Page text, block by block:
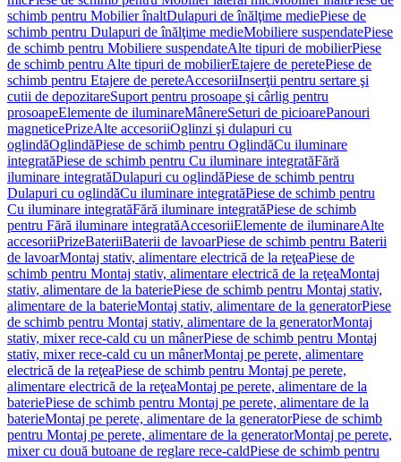
schimb pentru Mobilier înaltDulapuri de înălţime mediePiese de
schimb pentru Dulapuri de înălţime medieMobiliere suspendatePiese
de schimb pentru Mobiliere suspendateAlte tipuri de mobilierPiese
de schimb pentru Alte tipuri de mobilierEtajere de peretePiese de
schimb pentru Etajere de pereteAccesoriiInserţii pentru sertare şi
cutii de depozitareSuport pentru prosoape şi cârlig pentru
prosoapeElemente de iluminareMânereSeturi de picioarePanouri
magneticePrizeAlte accesoriiOglinzi şi dulapuri cu
oglindăOglindăPiese de schimb pentru OglindăCu iluminare
integratăPiese de schimb pentru Cu iluminare integratăFără
iluminare integratăDulapuri cu oglindăPiese de schimb pentru
Dulapuri cu oglindăCu iluminare integratăPiese de schimb pentru
Cu iluminare integratăFără iluminare integratăPiese de schimb
pentru Fără iluminare integratăAccesoriiElemente de iluminareAlte
accesoriiPrizeBateriiBaterii de lavoarPiese de schimb pentru Baterii
de lavoarMontaj stativ, alimentare electrică de la reţeaPiese de
schimb pentru Montaj stativ, alimentare electrică de la reţeaMontaj
stativ, alimentare de la bateriePiese de schimb pentru Montaj stativ,
alimentare de la baterieMontaj stativ, alimentare de la generatorPiese
de schimb pentru Montaj stativ, alimentare de la generatorMontaj
stativ, mixer rece-cald cu un mânerPiese de schimb pentru Montaj
stativ, mixer rece-cald cu un mânerMontaj pe perete, alimentare
electrică de la reţeaPiese de schimb pentru Montaj pe perete,
alimentare electrică de la reţeaMontaj pe perete, alimentare de la
bateriePiese de schimb pentru Montaj pe perete, alimentare de la
baterieMontaj pe perete, alimentare de la generatorPiese de schimb
pentru Montaj pe perete, alimentare de la generatorMontaj pe perete,
mixer cu două butoane de reglare rece-caldPiese de schimb pentru